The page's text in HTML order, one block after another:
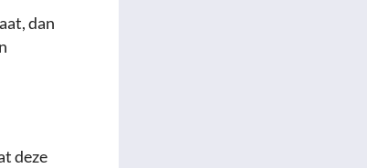
dan
deze